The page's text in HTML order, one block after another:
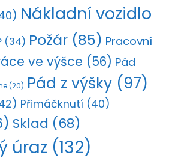
Nákladní vozidlo
(34) Požár (85) Pracovní
ve výšce (56) Pád
(20) Pád z výšky (97)
Přimáčknutí (40)
Sklad (68)
úraz (132)